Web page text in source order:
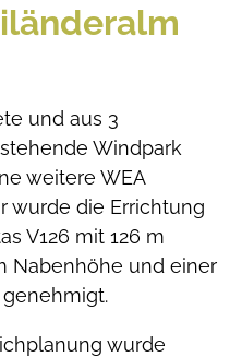
und aus 3
Windpark
weitere WEA
wurde die Errichtung
V126 mit 126 m
Nabenhöhe und einer
wurde